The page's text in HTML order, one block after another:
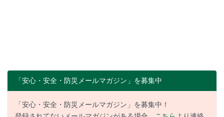
「安心・安全・防災メールマガジン」を募集中
「安心・安全・防災メールマガジン」を募集中！